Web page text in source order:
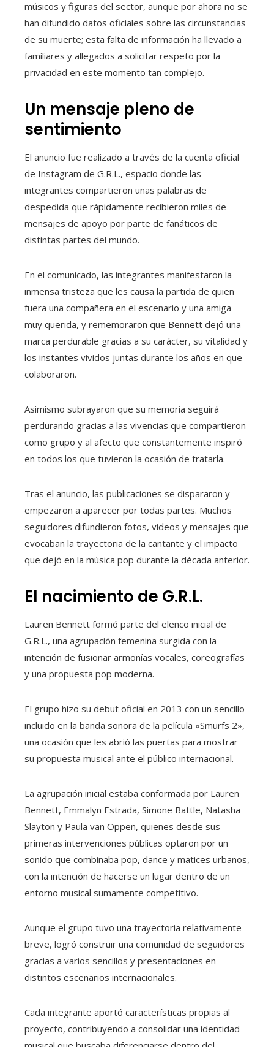
músicos y figuras del sector, aunque por ahora no se
han difundido datos oficiales sobre las circunstancias
de su muerte; esta falta de información ha llevado a
familiares y allegados a solicitar respeto por la
privacidad en este momento tan complejo.
Un mensaje pleno de
sentimiento
El anuncio fue realizado a través de la cuenta oficial
de Instagram de G.R.L., espacio donde las
integrantes compartieron unas palabras de
despedida que rápidamente recibieron miles de
mensajes de apoyo por parte de fanáticos de
distintas partes del mundo.
En el comunicado, las integrantes manifestaron la
inmensa tristeza que les causa la partida de quien
fuera una compañera en el escenario y una amiga
muy querida, y rememoraron que Bennett dejó una
marca perdurable gracias a su carácter, su vitalidad y
los instantes vividos juntas durante los años en que
colaboraron.
Asimismo subrayaron que su memoria seguirá
perdurando gracias a las vivencias que compartieron
como grupo y al afecto que constantemente inspiró
en todos los que tuvieron la ocasión de tratarla.
Tras el anuncio, las publicaciones se dispararon y
empezaron a aparecer por todas partes. Muchos
seguidores difundieron fotos, videos y mensajes que
evocaban la trayectoria de la cantante y el impacto
que dejó en la música pop durante la década anterior.
El nacimiento de G.R.L.
Lauren Bennett formó parte del elenco inicial de
G.R.L., una agrupación femenina surgida con la
intención de fusionar armonías vocales, coreografías
y una propuesta pop moderna.
El grupo hizo su debut oficial en 2013 con un sencillo
incluido en la banda sonora de la película «Smurfs 2»,
una ocasión que les abrió las puertas para mostrar
su propuesta musical ante el público internacional.
La agrupación inicial estaba conformada por Lauren
Bennett, Emmalyn Estrada, Simone Battle, Natasha
Slayton y Paula van Oppen, quienes desde sus
primeras intervenciones públicas optaron por un
sonido que combinaba pop, dance y matices urbanos,
con la intención de hacerse un lugar dentro de un
entorno musical sumamente competitivo.
Aunque el grupo tuvo una trayectoria relativamente
breve, logró construir una comunidad de seguidores
gracias a varios sencillos y presentaciones en
distintos escenarios internacionales.
Cada integrante aportó características propias al
proyecto, contribuyendo a consolidar una identidad